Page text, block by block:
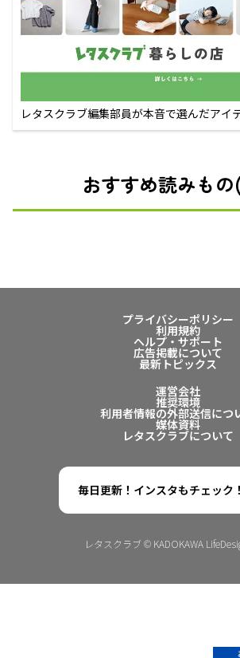
レタスクラブ編集部員が本音で選んだアイ
おすすめ読みもの
プライバシーポリシー
利用規約
ヘルプ・サポート
広告掲載について
最新トピックス
運営会社
推奨環境
利用者情報の外部送信につ
媒体資料
レタスクラブについて
毎日更新！インスタもチェック！
レタスクラブ © KADOKAWA